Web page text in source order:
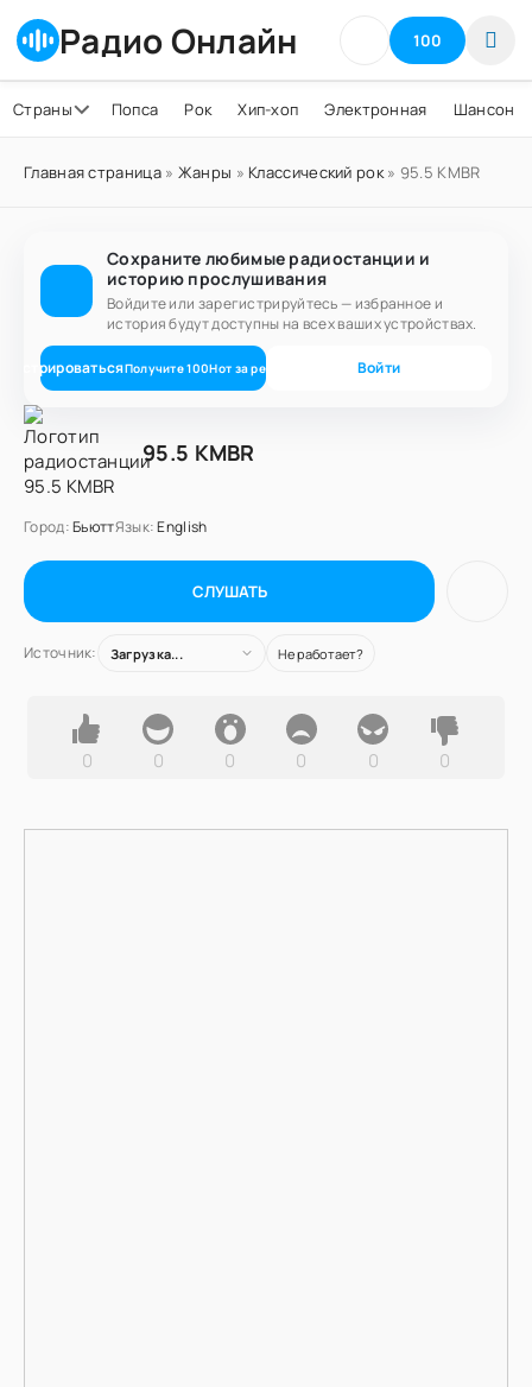
Радио Онлайн 100
Страны Попса Рок Хип-хоп Электронная Шансон
Главная страница» Жанры » Классический рок» 95.5 KMBR
Сохраните любимые радиостанции и
историю прослушивания
Войдите или зарегистрируйтесь — избранное и
история будут доступны на всех ваших устройствах.
Получите100Нот за регистрацию Войти
95.5 KMBR
Город:БьюттЯзык: English
СЛУШАТЬ
Источник: Загрузка... Не работает?
0 0 0 0 0 0